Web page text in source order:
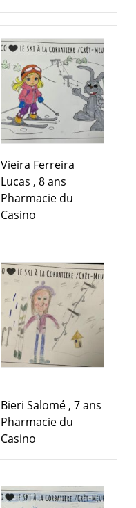
Vieira Ferreira
Lucas , 8 ans
Pharmacie du
Casino
Bieri Salomé , 7 ans
Pharmacie du
Casino